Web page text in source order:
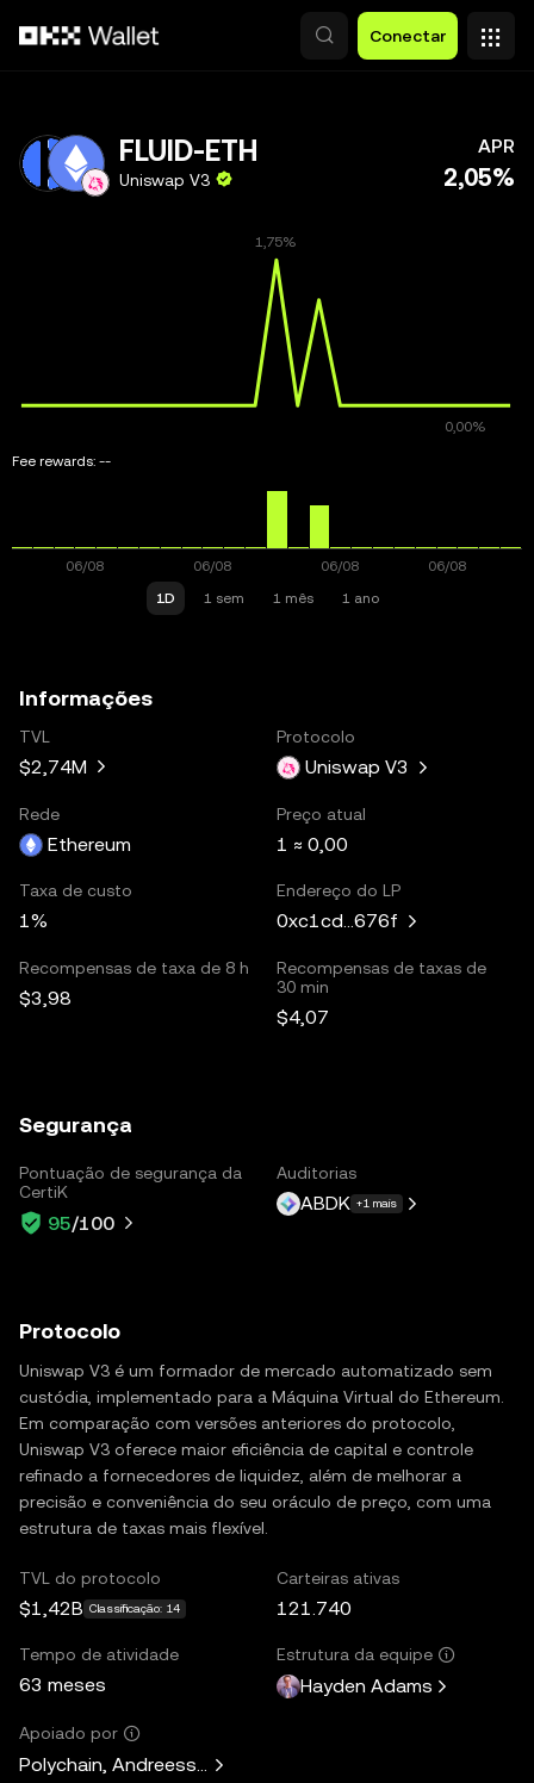
Conectar
FLUID-ETH
Uniswap V3
APR
2,05%
Fee rewards: --
1D 1 sem 1 mês 1 ano
Informações
TVL
$2,74M
Protocolo
Uniswap V3
Rede
Ethereum
Preço atual
1 ≈ 0,00
Taxa de custo
1%
Endereço do LP
0xc1cd...676f
Recompensas de taxa de 8 h
$3,98
Recompensas de taxas de
30 min
$4,07
Segurança
Pontuação de segurança da
CertiK
95/100
Auditorias
ABDK +1 mais
Protocolo
Uniswap V3 é um formador de mercado automatizado sem
custódia, implementado para a Máquina Virtual do Ethereum.
Em comparação com versões anteriores do protocolo,
Uniswap V3 oferece maior eficiência de capital e controle
refinado a fornecedores de liquidez, além de melhorar a
precisão e conveniência do seu oráculo de preço, com uma
estrutura de taxas mais flexível.
TVL do protocolo
$1,42B Classificação: 14
Carteiras ativas
121.740
Tempo de atividade
63 meses
Estrutura da equipe
Hayden Adams
Apoiado por
Polychain, Andreessen Horowitz, Paradigm, Variant Fund,